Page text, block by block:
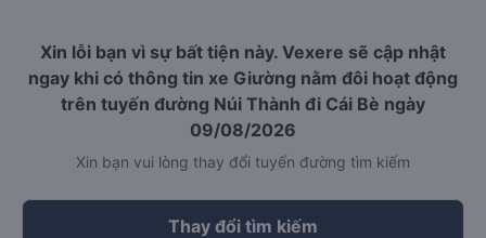
Xin lỗi bạn vì sự bất tiện này. Vexere sẽ cập nhật
ngay khi có thông tin xe Giường nằm đôi hoạt động
trên tuyến đường Núi Thành đi Cái Bè ngày
09/08/2026
Xin bạn vui lòng thay đổi tuyến đường tìm kiếm
Thay đổi tìm kiếm